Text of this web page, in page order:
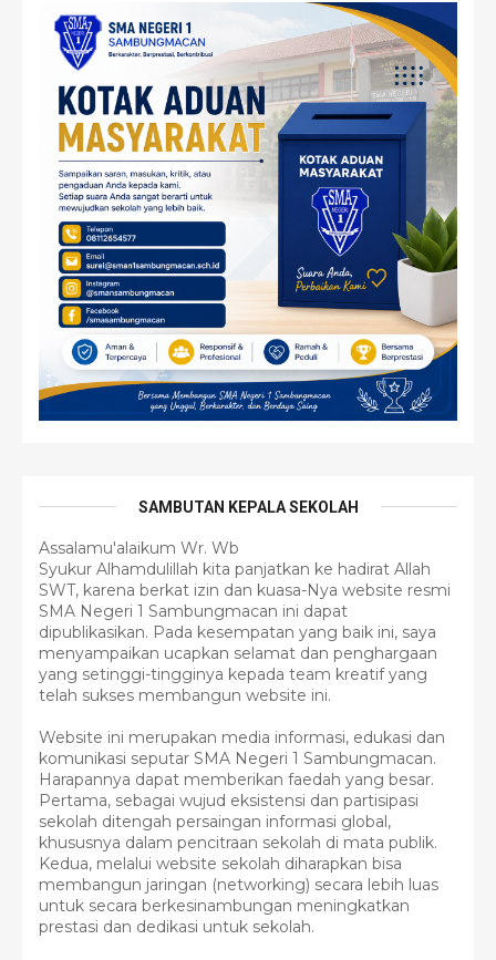
SAMBUTAN KEPALA SEKOLAH
Assalamu'alaikum Wr. Wb
Syukur Alhamdulillah kita panjatkan ke hadirat Allah
SWT, karena berkat izin dan kuasa-Nya website resmi
SMA Negeri 1 Sambungmacan ini dapat
dipublikasikan. Pada kesempatan yang baik ini, saya
menyampaikan ucapkan selamat dan penghargaan
yang setinggi-tingginya kepada team kreatif yang
telah sukses membangun website ini.
Website ini merupakan media informasi, edukasi dan
komunikasi seputar SMA Negeri 1 Sambungmacan.
Harapannya dapat memberikan faedah yang besar.
Pertama, sebagai wujud eksistensi dan partisipasi
sekolah ditengah persaingan informasi global,
khususnya dalam pencitraan sekolah di mata publik.
Kedua, melalui website sekolah diharapkan bisa
membangun jaringan (networking) secara lebih luas
untuk secara berkesinambungan meningkatkan
prestasi dan dedikasi untuk sekolah.